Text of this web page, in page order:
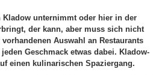
Kladow unternimmt oder hier in der
der kann, aber muss sich nicht
Auswahl an Restaurants
Geschmack etwas dabei. Kladow-
einen kulinarischen Spaziergang.